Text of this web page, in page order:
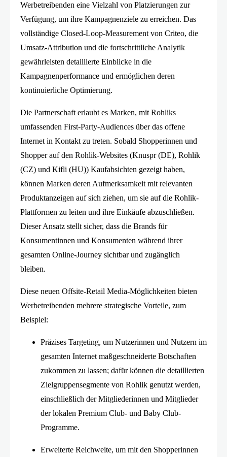
Werbetreibenden eine Vielzahl von Platzierungen zur
Verfügung, um ihre Kampagnenziele zu erreichen. Das
vollständige Closed-Loop-Measurement von Criteo, die
Umsatz-Attribution und die fortschrittliche Analytik
gewährleisten detaillierte Einblicke in die
Kampagnenperformance und ermöglichen deren
kontinuierliche Optimierung.
Die Partnerschaft erlaubt es Marken, mit Rohliks
umfassenden First-Party-Audiences über das offene
Internet in Kontakt zu treten. Sobald Shopperinnen und
Shopper auf den Rohlik-Websites (Knuspr (DE), Rohlik
(CZ) und Kifli (HU)) Kaufabsichten gezeigt haben,
können Marken deren Aufmerksamkeit mit relevanten
Produktanzeigen auf sich ziehen, um sie auf die Rohlik-
Plattformen zu leiten und ihre Einkäufe abzuschließen.
Dieser Ansatz stellt sicher, dass die Brands für
Konsumentinnen und Konsumenten während ihrer
gesamten Online-Journey sichtbar und zugänglich
bleiben.
Diese neuen Offsite-Retail Media-Möglichkeiten bieten
Werbetreibenden mehrere strategische Vorteile, zum
Beispiel:
Präzises Targeting, um Nutzerinnen und Nutzern im
gesamten Internet maßgeschneiderte Botschaften
zukommen zu lassen; dafür können die detaillierten
Zielgruppensegmente von Rohlik genutzt werden,
einschließlich der Mitgliederinnen und Mitglieder
der lokalen Premium Club- und Baby Club-
Programme.
Erweiterte Reichweite, um mit den Shopperinnen